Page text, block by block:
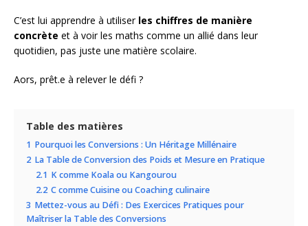
C’est lui apprendre à utiliser les chiffres de manière
concrète et à voir les maths comme un allié dans leur
quotidien, pas juste une matière scolaire.
Aors, prêt.e à relever le défi ?
Table des matières
1 Pourquoi les Conversions : Un Héritage Millénaire
2 La Table de Conversion des Poids et Mesure en Pratique
2.1 K comme Koala ou Kangourou
2.2 C comme Cuisine ou Coaching culinaire
3 Mettez-vous au Défi : Des Exercices Pratiques pour
Maîtriser la Table des Conversions